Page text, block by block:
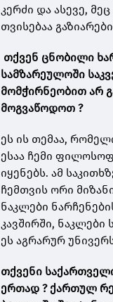
კერძი და ასევე,
თვისებაა
თქვენ ცნობილი
სამზარეულოში
მომჭირნეობით არ
მოგვაწოდოთ ?
ეს ის თემაა,
ესაა ჩემი
იყენებს. ამ
ჩემთვის ორი
ნაკლები
კავშირში, ნაკლები
ეს აგრარურ
თქვენი
ერთად ? ქართულ